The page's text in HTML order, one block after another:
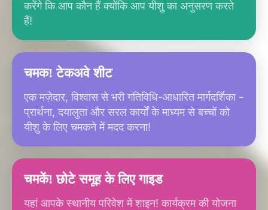
करेंगे कि आप कौन हैं क्योंकि आप यीशु का अनुसरण करते
हैं!
चमक! टेकअवे शीट
एक मज़ेदार, विश्वास से भरी गतिविधि-आधारित मार्गदर्शिका -
प्रार्थना, दयालुता और सरल कार्यों के माध्यम से बच्चों को
यीशु के लिए चमकने में मदद करना!
चमकें! छोटे समूह के लिए गाइड
यहां आपके स्थानीय परिवेश में शाइन! कार्यक्रम की योजना